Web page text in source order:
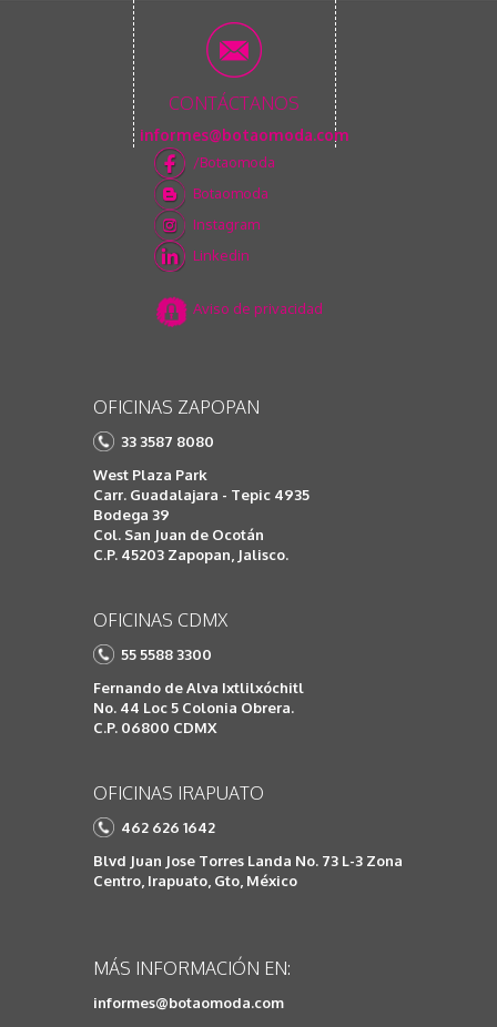
CONTÁCTANOS
informes@botaomoda.com
/Botaomoda
Botaomoda
Instagram
Linkedin
Aviso de privacidad
OFICINAS ZAPOPAN
33 3587 8080
West Plaza Park
Carr. Guadalajara - Tepic 4935
Bodega 39
Col. San Juan de Ocotán
C.P. 45203 Zapopan, Jalisco.
OFICINAS CDMX
55 5588 3300
Fernando de Alva Ixtlilxóchitl
No. 44 Loc 5 Colonia Obrera.
C.P. 06800 CDMX
OFICINAS IRAPUATO
462 626 1642
Blvd Juan Jose Torres Landa No. 73 L-3 Zona
Centro, Irapuato, Gto, México
MÁS INFORMACIÓN EN:
informes@botaomoda.com